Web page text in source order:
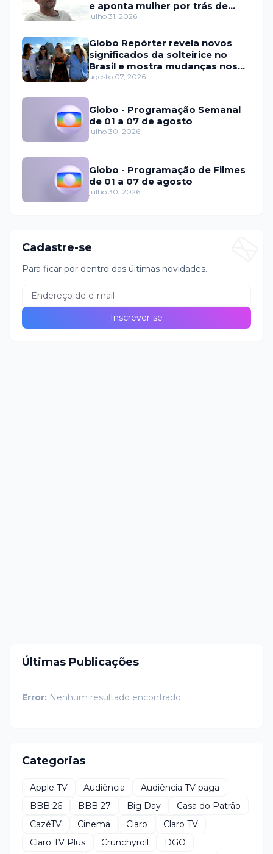
e aponta mulher por trás de
fraude internacional
julho 31, 2026
Globo Repórter revela novos
significados da solteirice no
Brasil e mostra mudanças nos
relacionamentos
agosto 07, 2026
Globo - Programação Semanal
de 01 a 07 de agosto
julho 30, 2026
Globo - Programação de Filmes
de 01 a 07 de agosto
julho 30, 2026
Cadastre-se
Para ficar por dentro das últimas novidades.
Últimas Publicações
Error: Nenhum resultado encontrado
Categorias
Apple TV Audiência
Audiência TV paga
BBB 26
BBB 27 Big Day
Casa do Patrão
CazéTV
Cinema Claro
Claro TV
Claro TV Plus
Crunchyroll
DGO